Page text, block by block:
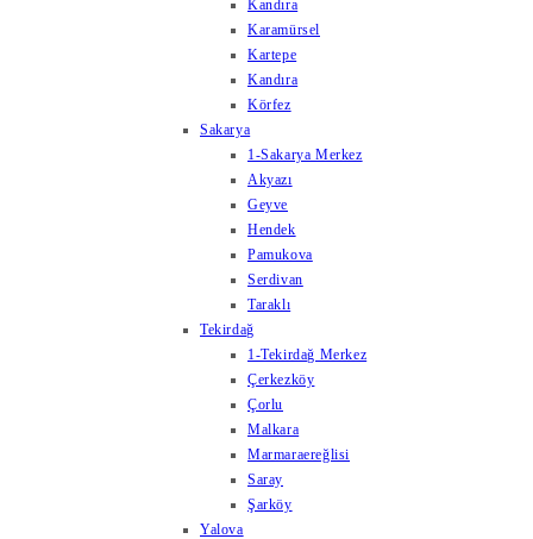
Kandıra
Karamürsel
Kartepe
Kandıra
Körfez
Sakarya
1-Sakarya Merkez
Akyazı
Geyve
Hendek
Pamukova
Serdivan
Taraklı
Tekirdağ
1-Tekirdağ Merkez
Çerkezköy
Çorlu
Malkara
Marmaraereğlisi
Saray
Şarköy
Yalova